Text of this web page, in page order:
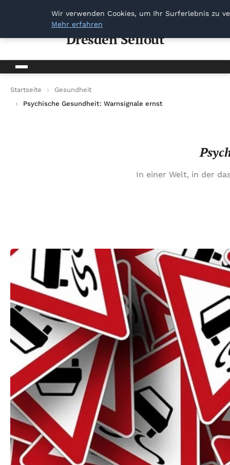
Dresden Sellout
Dresden Sellout
Startseite
Gesundheit
Psychische Gesundheit: Warnsignale ernst nehmen
In einer Welt, in der
Wir verwenden Cookies, um Ihr Surferlebnis zu
Mehr erfahren